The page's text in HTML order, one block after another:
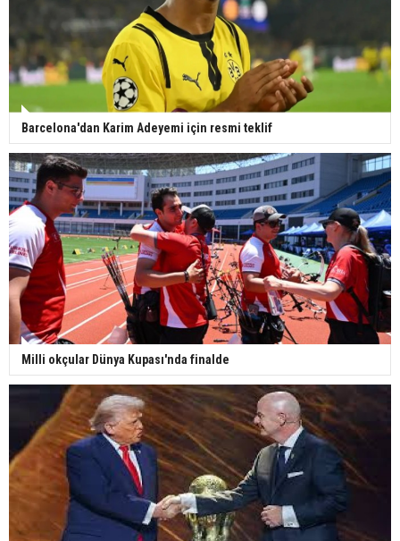
Barcelona'dan Karim Adeyemi için resmi teklif
Milli okçular Dünya Kupası'nda finalde